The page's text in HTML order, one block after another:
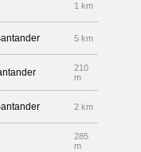
1 km
5 km
210
m
2 km
285
m